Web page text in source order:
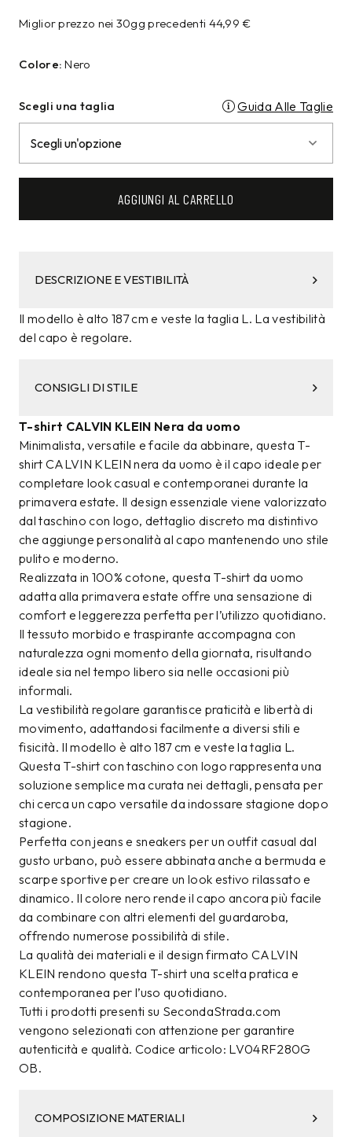
Miglior prezzo nei 30gg precedenti 44,99€
Colore: Nero
Scegli una taglia Guida Alle Taglie
AGGIUNGI AL CARRELLO
DESCRIZIONE E VESTIBILITÀ
Il modello è alto 187 cm e veste la taglia L. La vestibilità
del capo è regolare.
CONSIGLI DI STILE
T-shirt CALVIN KLEIN Nera da uomo
Minimalista, versatile e facile da abbinare, questa T-
shirt CALVIN KLEIN nera da uomo è il capo ideale per
completare look casual e contemporanei durante la
primavera estate. Il design essenziale viene valorizzato
dal taschino con logo, dettaglio discreto ma distintivo
che aggiunge personalità al capo mantenendo uno stile
pulito e moderno.
Realizzata in 100% cotone, questa T-shirt da uomo
adatta alla primavera estate offre una sensazione di
comfort e leggerezza perfetta per l’utilizzo quotidiano.
Il tessuto morbido e traspirante accompagna con
naturalezza ogni momento della giornata, risultando
ideale sia nel tempo libero sia nelle occasioni più
informali.
La vestibilità regolare garantisce praticità e libertà di
movimento, adattandosi facilmente a diversi stili e
fisicità. Il modello è alto 187 cm e veste la taglia L.
Questa T-shirt con taschino con logo rappresenta una
soluzione semplice ma curata nei dettagli, pensata per
chi cerca un capo versatile da indossare stagione dopo
stagione.
Perfetta con jeans e sneakers per un outfit casual dal
gusto urbano, può essere abbinata anche a bermuda e
scarpe sportive per creare un look estivo rilassato e
dinamico. Il colore nero rende il capo ancora più facile
da combinare con altri elementi del guardaroba,
offrendo numerose possibilità di stile.
La qualità dei materiali e il design firmato CALVIN
KLEIN rendono questa T-shirt una scelta pratica e
contemporanea per l’uso quotidiano.
Tutti i prodotti presenti su SecondaStrada.com
vengono selezionati con attenzione per garantire
autenticità e qualità. Codice articolo: LV04RF280G
OB.
COMPOSIZIONE MATERIALI